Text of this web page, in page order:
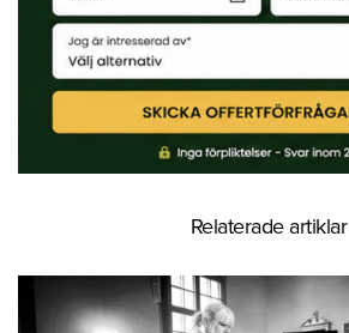
Relaterade artiklar